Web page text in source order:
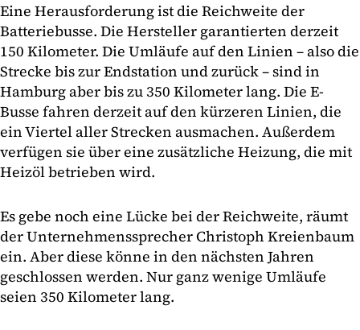
Eine Herausforderung ist die Reichweite der
Batteriebusse. Die Hersteller garantierten derzeit
150 Kilometer. Die Umläufe auf den Linien – also die
Strecke bis zur Endstation und zurück – sind in
Hamburg aber bis zu 350 Kilometer lang. Die E-
Busse fahren derzeit auf den kürzeren Linien, die
ein Viertel aller Strecken ausmachen. Außerdem
verfügen sie über eine zusätzliche Heizung, die mit
Heizöl betrieben wird.
Es gebe noch eine Lücke bei der Reichweite, räumt
der Unternehmenssprecher Christoph Kreienbaum
ein. Aber diese könne in den nächsten Jahren
geschlossen werden. Nur ganz wenige Umläufe
seien 350 Kilometer lang.